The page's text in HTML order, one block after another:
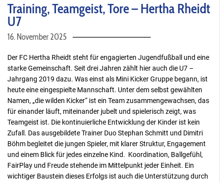
Training, Teamgeist, Tore – Hertha Rheidt
U7
16. November 2025
Der FC Hertha Rheidt steht für engagierten Jugendfußball und eine
starke Gemeinschaft. Seit drei Jahren zählt hier auch die U7 –
Jahrgang 2019 dazu. Was einst als Mini Kicker Gruppe begann, ist
heute eine eingespielte Mannschaft. Unter dem selbst gewählten
Namen, „die wilden Kicker“ ist ein Team zusammengewachsen, das
für einander läuft, miteinander jubelt und spielerisch zeigt, was
Teamgeist ist. Die kontinuierliche Entwicklung der Kinder ist kein
Zufall. Das ausgebildete Trainer Duo Stephan Schmitt und Dimitri
Böhm begleitet die jungen Spieler, mit klarer Struktur, Engagement
und einem Blick für jedes einzelne Kind. Koordination, Ballgefühl,
FairPlay und Freude stehende im Mittelpunkt jeder Einheit. Ein
wichtiger Baustein dieses Erfolgs ist auch die Unterstützung durch